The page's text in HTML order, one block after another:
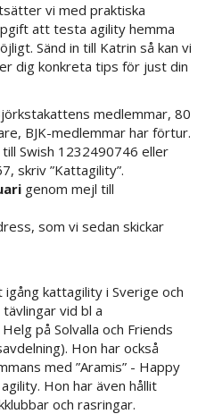
vi med praktiska
att testa agility hemma
Sänd in till Katrin så kan vi
dig konkreta tips för just din
medlemmar, 80
BJK-medlemmar har förtur.
till Swish 1232490746 eller
skriv ”Kattagility”.
genom mejl till
som vi sedan skickar
igång kattagility i Sverige och
vid bl a
på Solvalla och Friends
Hon har också
med ”Aramis” - Happy
Hon har även hållit
och rasringar.